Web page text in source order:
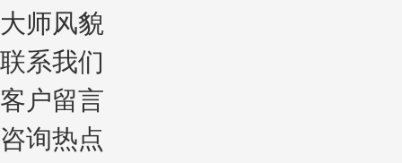
大师风貌
联系我们
客户留言
咨询热点